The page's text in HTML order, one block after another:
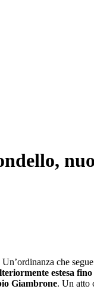
Un’ordinanza che segue
estesa
Giambrone. Un atto